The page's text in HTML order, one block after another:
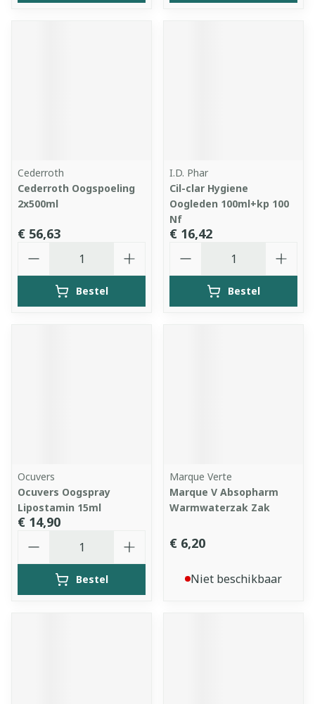
Cederroth
Cederroth Oogspoeling
2x500ml
€ 56,63
Bestel
I.D. Phar
Cil-clar Hygiene
Oogleden 100ml+kp 100
Nf
€ 16,42
Bestel
Ocuvers
Ocuvers Oogspray
Lipostamin 15ml
€ 14,90
Bestel
Marque Verte
Marque V Absopharm
Warmwaterzak Zak
€ 6,20
Niet beschikbaar